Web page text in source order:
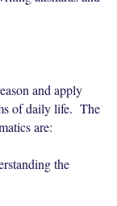
and apply
of daily life. The
are:
the